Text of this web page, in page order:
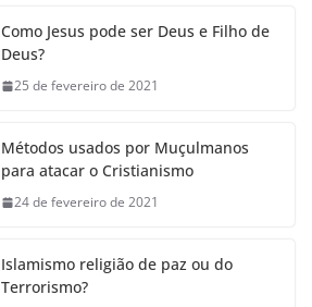
Como Jesus pode ser Deus e Filho de
Deus?
25 de fevereiro de 2021
Métodos usados por Muçulmanos
para atacar o Cristianismo
24 de fevereiro de 2021
Islamismo religião de paz ou do
Terrorismo?